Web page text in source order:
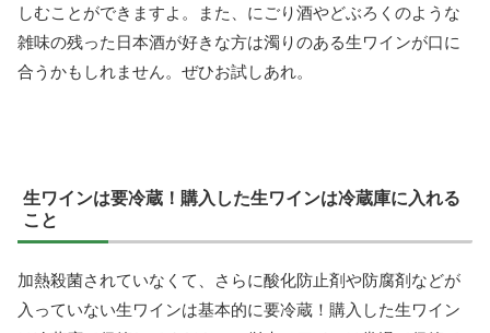
しむことができますよ。また、にごり酒やどぶろくのような
雑味の残った日本酒が好きな方は濁りのある生ワインが口に
合うかもしれません。ぜひお試しあれ。
生ワインは要冷蔵！購入した生ワインは冷蔵庫に入れる
こと
加熱殺菌されていなくて、さらに酸化防止剤や防腐剤などが
入っていない生ワインは基本的に要冷蔵！購入した生ワイン